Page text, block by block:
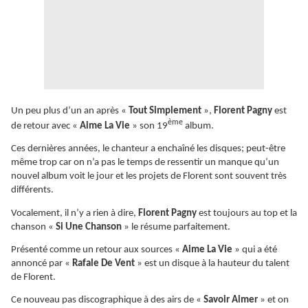
Un peu plus d’un an après « Tout Simplement », Florent Pagny est
de retour avec « Aime La Vie » son 19ème album.
Ces dernières années, le chanteur a enchaîné les disques; peut-être
même trop car on n’a pas le temps de ressentir un manque qu’un
nouvel album voit le jour et les projets de Florent sont souvent très
différents.
Vocalement, il n’y a rien à dire, Florent Pagny est toujours au top et la
chanson « Si Une Chanson » le résume parfaitement.
Présenté comme un retour aux sources « Aime La Vie » qui a été
annoncé par « Rafale De Vent » est un disque à la hauteur du talent
de Florent.
Ce nouveau pas discographique à des airs de « Savoir Aimer » et on